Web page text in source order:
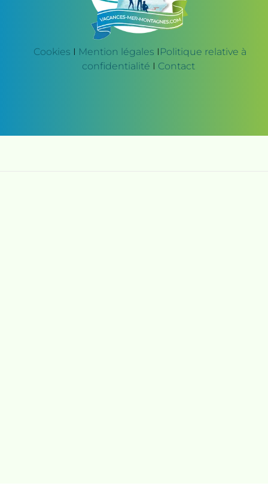
Cookies I Mention légales I Politique relative à
confidentialité I Contact